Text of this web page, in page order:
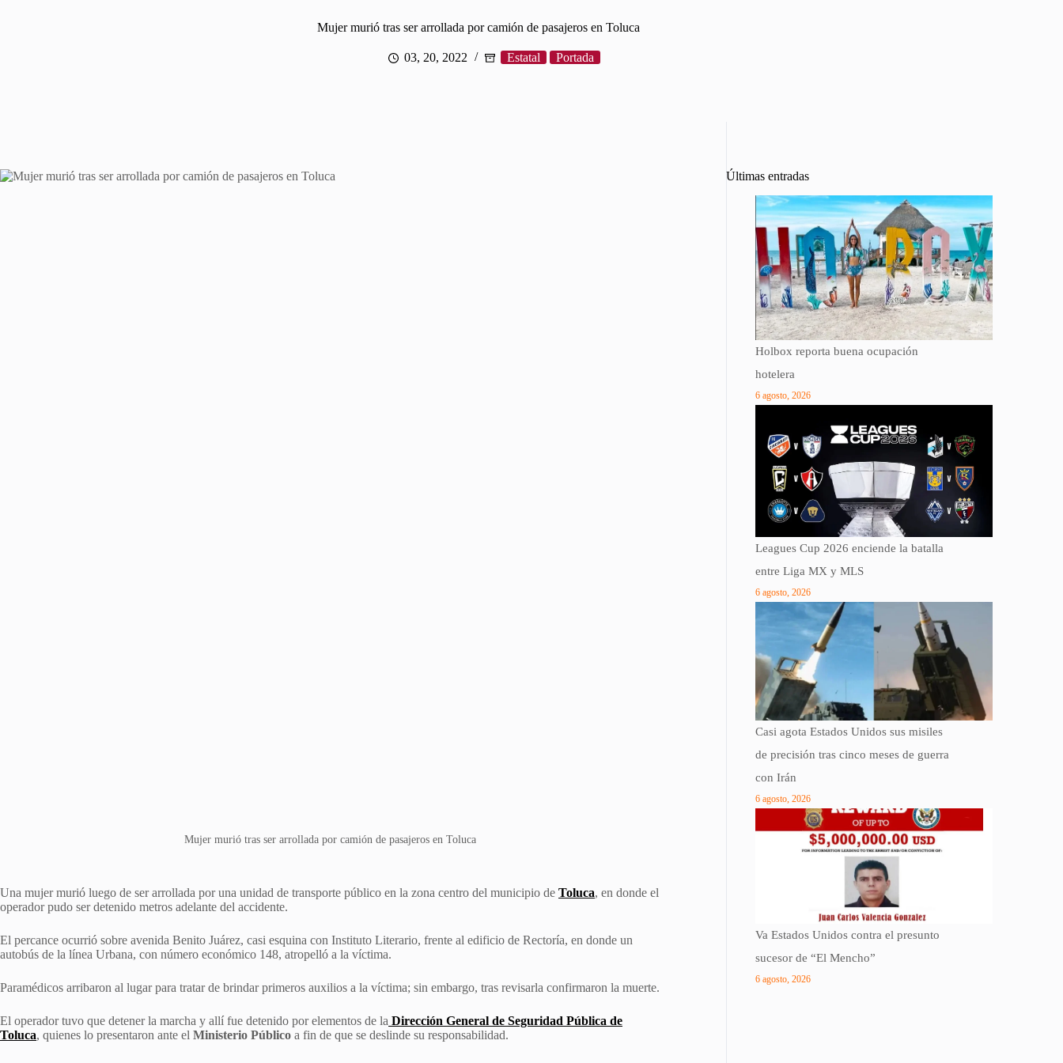
Mujer murió tras ser arrollada por camión de pasajeros en Toluca
03, 20, 2022 Estatal Portada
Mujer murió tras ser arrollada por camión de pasajeros en Toluca
Una mujer murió luego de ser arrollada por una unidad de transporte público en la zona centro del municipio de Toluca, en donde el
operador pudo ser detenido metros adelante del accidente.
El percance ocurrió sobre avenida Benito Juárez, casi esquina con Instituto Literario, frente al edificio de Rectoría, en donde un
autobús de la línea Urbana, con número económico 148, atropelló a la víctima.
Paramédicos arribaron al lugar para tratar de brindar primeros auxilios a la víctima; sin embargo, tras revisarla confirmaron la muerte.
El operador tuvo que detener la marcha y allí fue detenido por elementos de la Dirección General de Seguridad Pública de
Toluca, quienes lo presentaron ante el Ministerio Público a fin de que se deslinde su responsabilidad.
Últimas entradas
Holbox reporta buena ocupación
hotelera
6 agosto, 2026
Leagues Cup 2026 enciende la batalla
entre Liga MX y MLS
6 agosto, 2026
Casi agota Estados Unidos sus misiles
de precisión tras cinco meses de guerra
con Irán
6 agosto, 2026
Va Estados Unidos contra el presunto
sucesor de “El Mencho”
6 agosto, 2026